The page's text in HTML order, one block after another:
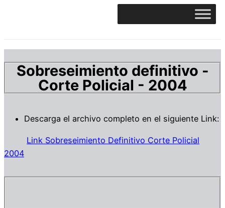
Sobreseimiento definitivo -
Corte Policial - 2004
Descarga el archivo completo en el siguiente Link:
Link Sobreseimiento Definitivo Corte Policial
2004